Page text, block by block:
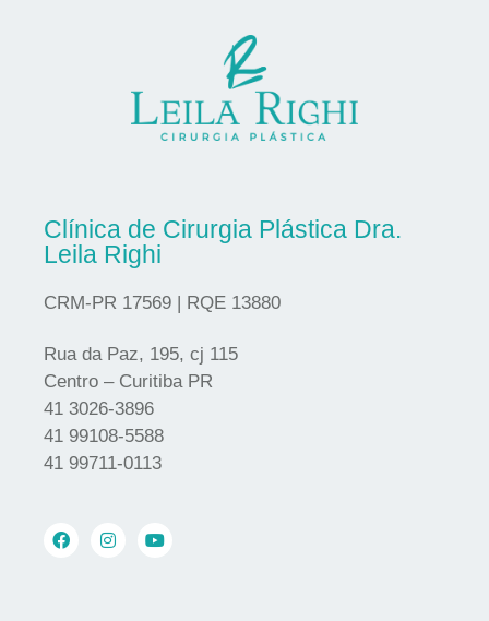
Clínica de Cirurgia Plástica Dra.
Leila Righi
CRM-PR 17569 | RQE 13880
Rua da Paz, 195, cj 115
Centro – Curitiba PR
41 3026-3896
41 99108-5588
41 99711-0113